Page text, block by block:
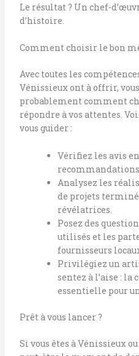
Le résultat ? Un chef-
d’histoire.
Comment choisir le bon
Avec toutes les
Vénissieux ont à offrir,
probablement comment
répondre à vos attentes.
vous guider :
Vérifiez les avis
recommandations
Analysez les
de projets
révélatrices.
Posez des
utilisés et les
fournisseurs
Privilégiez un
sentez à l’aise :
essentielle pour
Prêt à vous lancer ?
Si vous êtes à Vénissieux